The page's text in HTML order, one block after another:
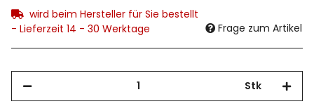
wird beim Hersteller für Sie bestellt
- Lieferzeit 14 - 30 Werktage
Frage zum Artikel
Stk